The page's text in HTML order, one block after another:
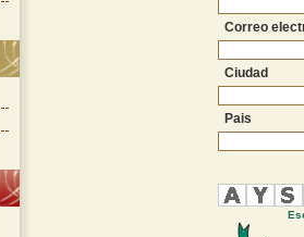
Correo
Ciudad
Pais